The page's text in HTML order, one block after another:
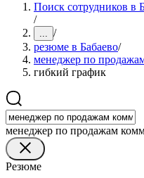
Поиск сотрудников в
/
... /
резюме в Бабаево/
менеджер по
гибкий график
менеджер по продажам
Резюме